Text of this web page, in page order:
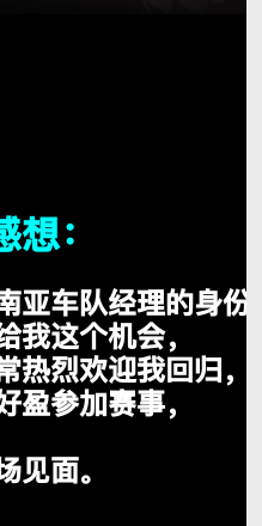
：
亚车队经理的身份
我这个机会，
热烈欢迎我回归，
盈参加赛事，
见面。